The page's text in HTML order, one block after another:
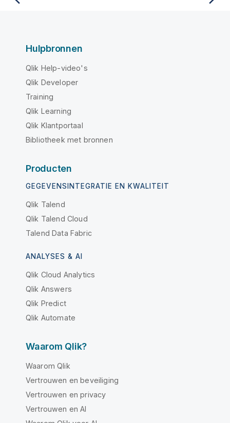
Hulpbronnen
Qlik Help-video's
Qlik Developer
Training
Qlik Learning
Qlik Klantportaal
Bibliotheek met bronnen
Producten
GEGEVENSINTEGRATIE EN KWALITEIT
Qlik Talend
Qlik Talend Cloud
Talend Data Fabric
ANALYSES & AI
Qlik Cloud Analytics
Qlik Answers
Qlik Predict
Qlik Automate
Waarom Qlik?
Waarom Qlik
Vertrouwen en beveiliging
Vertrouwen en privacy
Vertrouwen en AI